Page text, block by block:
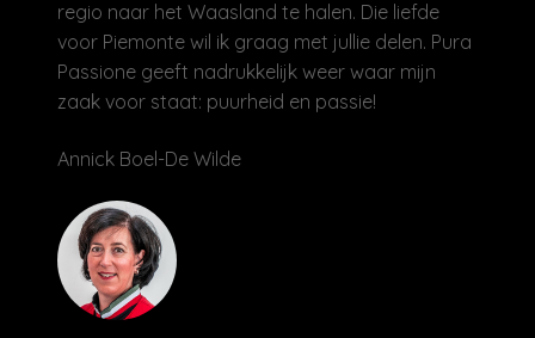
regio naar het Waasland te halen. Die liefde
voor Piemonte wil ik graag met jullie delen. Pura
Passione geeft nadrukkelijk weer waar mijn
zaak voor staat: puurheid en passie!
Annick Boel-De Wilde